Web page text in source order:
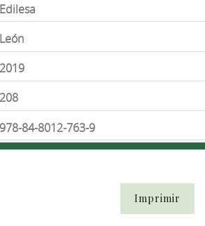
Edilesa
León
2019
208
978-84-8012-763-9
Imprimir